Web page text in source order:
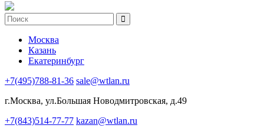
Москва
Казань
Екатеринбург
+7(495)788-81-36 sale@wtlan.ru
г.Москва, ул.Большая Новодмитровская, д.49
+7(843)514-77-77 kazan@wtlan.ru